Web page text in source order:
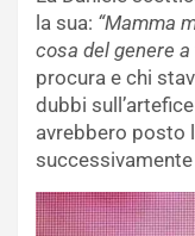
la sua: “Mamma
cosa del genere a
procura e chi
dubbi
avrebbero posto